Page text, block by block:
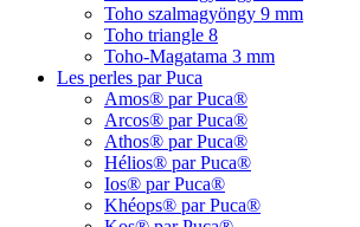
Toho szalmagyöngy 9 mm
Toho triangle 8
Toho-Magatama 3 mm
Les perles par Puca
Amos® par Puca®
Arcos® par Puca®
Athos® par Puca®
Hélios® par Puca®
Ios® par Puca®
Khéops® par Puca®